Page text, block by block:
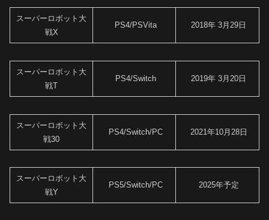
スーパーロボット大
戦X
PS4/PSVita 2018年 3月29日
スーパーロボット大
戦T
PS4/Switch 2019年 3月20日
スーパーロボット大
戦30
PS4/Switch/PC 2021年10月28日
スーパーロボット大
戦Y
PS5/Switch/PC 2025年予定